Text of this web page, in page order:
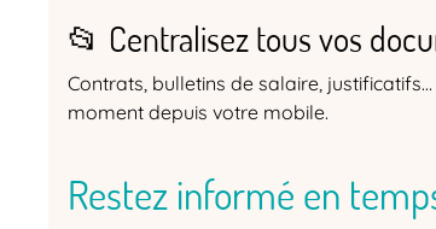
📂 Centralisez tous vos
Contrats, bulletins de salaire,
moment depuis votre mobile.
Restez informé en